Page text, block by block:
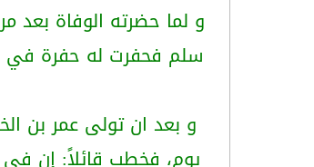
و لما حضرته الوفاة
سلم فحفرت له حفرة في
و بعد ان تولى عمر بن
يوم، فخطب قائلاً: إن في